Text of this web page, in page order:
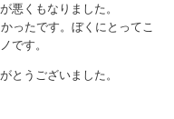
悪くもなりました。
ったです。ぼくにとってこ
です。
とうございました。